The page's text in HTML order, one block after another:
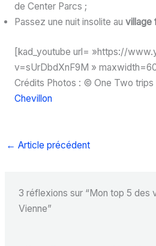
de Center Parcs ;
Passez une nuit insolite au village
[kad_youtube url= »https://
v=sUrDbdXnF9M »
Crédits Photos : © One Two
Chevillon
← Article précédent
3 réflexions sur “Mon top 5 des
Vienne”